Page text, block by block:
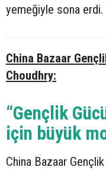
yemeğiyle sona erdi.
China Bazaar
Choudhry:
“Gençlik
için büyük
China Bazaar